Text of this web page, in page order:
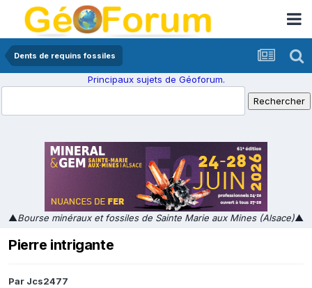
Dents de requins fossiles
Principaux sujets de Géoforum.
▲Bourse minéraux et fossiles de Sainte Marie aux Mines (Alsace)▲
Pierre intrigante
Par Jcs2477